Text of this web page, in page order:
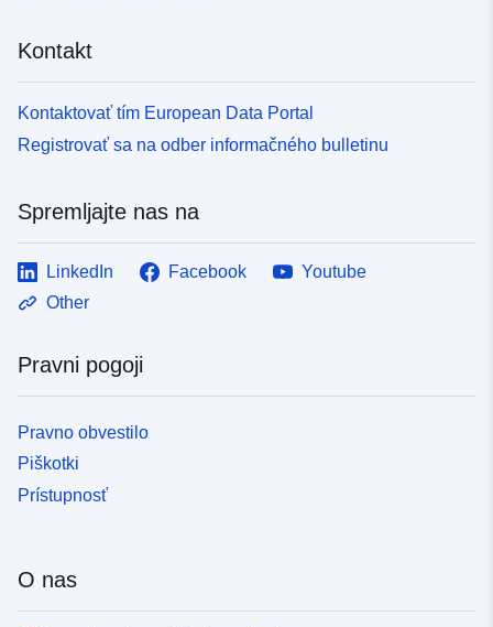
Kontakt
Kontaktovať tím European Data Portal
Registrovať sa na odber informačného bulletinu
Spremljajte nas na
LinkedIn Facebook
Youtube
Other
Pravni pogoji
Pravno obvestilo
Piškotki
Prístupnosť
O nas